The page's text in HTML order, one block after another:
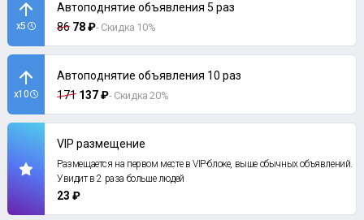
x5
Автоподнятие объявления 5 раз
86 78 ₽- Скидка 10%
x10
Автоподнятие объявления 10 раз
171 137 ₽- Скидка 20%
VIP размещение
Размещается на первом месте в VIP-блоке, выше обычных объявлений.
Увидит в 2 раза больше людей
23 ₽